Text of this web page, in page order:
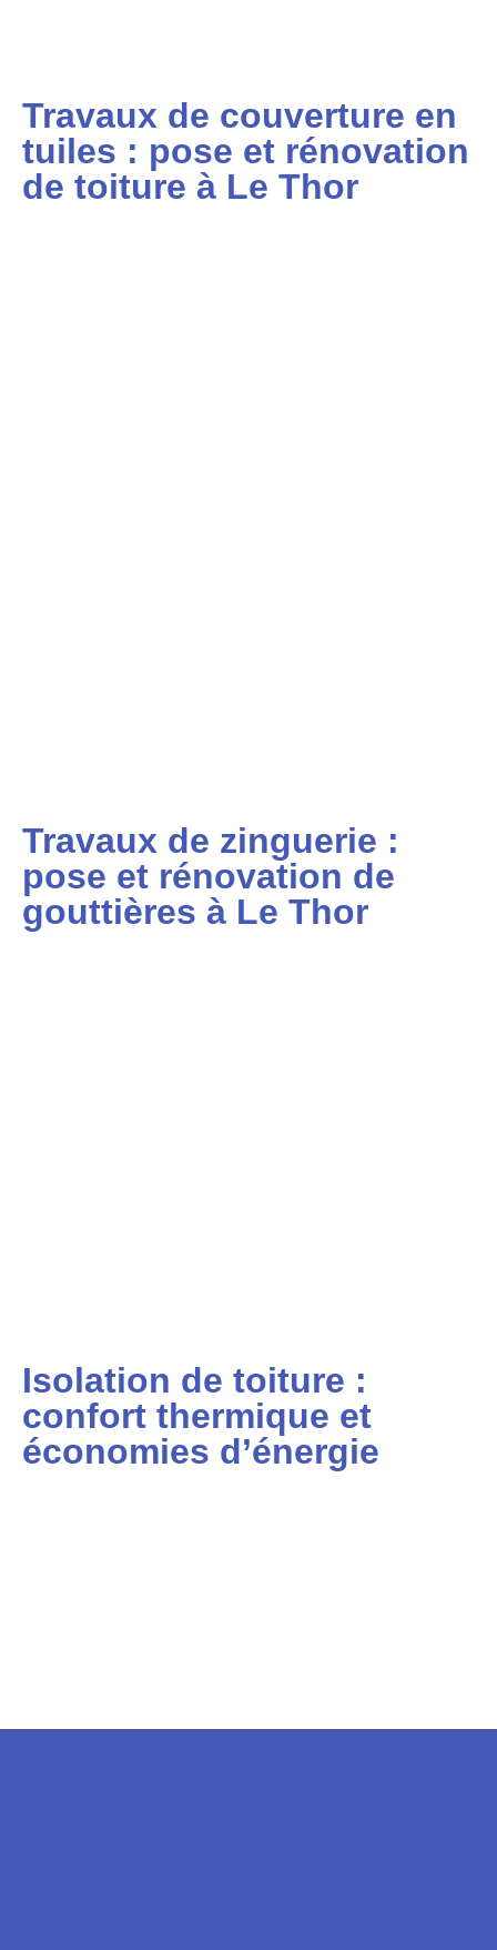
Travaux de couverture en
tuiles : pose et rénovation
de toiture à Le Thor
Travaux de zinguerie :
pose et rénovation de
gouttières à Le Thor
Isolation de toiture :
confort thermique et
économies d’énergie